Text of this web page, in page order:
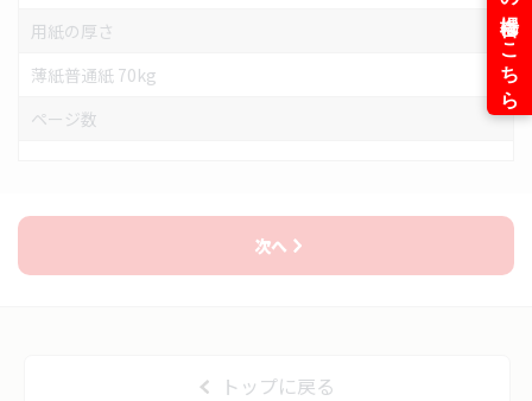
用紙の厚さ
薄紙普通紙 70kg
ページ数
次へ
トップに戻る